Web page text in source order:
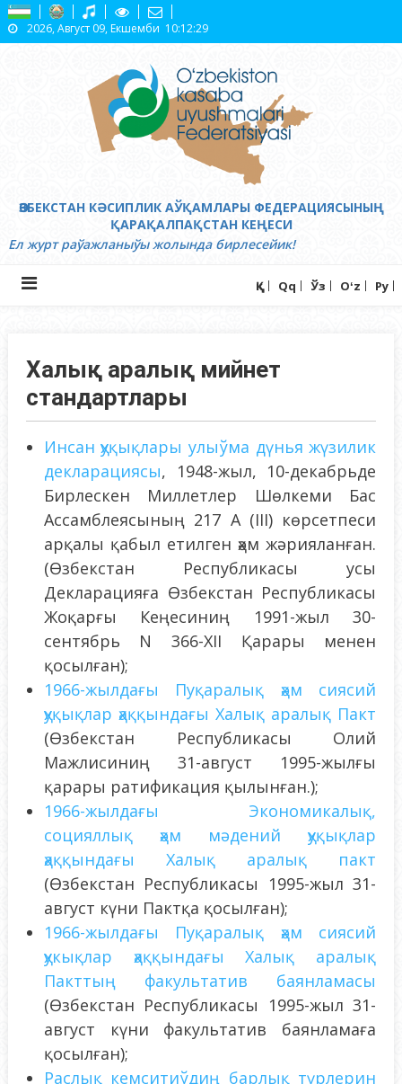
Skip
to
2026, Август 09, Екшемби 10:12:30
ӨЗБЕКСТАН КӘСИПЛИК АЎҚАМЛАРЫ ФЕДЕРАЦИЯСЫНЫҢ
ҚАРАҚАЛПАҚСТАН КЕҢЕСИ
Ел журт раўажланыўы жолында бирлесейик!
Ққ Qq Ўз Oʻz Ру
Халық аралық мийнет
стандартлары
Инсан ҳуқықлары улыўма дүнья жүзилик
декларациясы, 1948-жыл, 10-декабрьде
Бирлескен Миллетлер Шөлкеми Бас
Ассамблеясының 217 A (III) көрсетпеси
арқалы қабыл етилген ҳәм жәрияланған.
(Өзбекстан Республикасы усы
Декларацияға Өзбекстан Республикасы
Жоқарғы Кеңесиниң 1991-жыл 30-
сентябрь N 366-XII Қарары менен
қосылған);
1966-жылдағы Пуқаралық ҳәм сиясий
ҳуқықлар ҳаққындағы Халық аралық Пакт
(Өзбекстан Республикасы Олий
Мажлисиниң 31-август 1995-жылғы
қарары ратификация қылынған.);
1966-жылдағы Экономикалық,
социяллық ҳәм мәдений ҳуқықлар
ҳаққындағы Халық аралық пакт
(Өзбекстан Республикасы 1995-жыл 31-
август күни Пактқа қосылған);
1966-жылдағы Пуқаралық ҳәм сиясий
ҳукықлар ҳаққындағы Халық аралық
Пакттың факультатив баянламасы
(Өзбекстан Республикасы 1995-жыл 31-
август күни факультатив баянламаға
қосылған);
Раслық кемситиўдиң барлық түрлерин